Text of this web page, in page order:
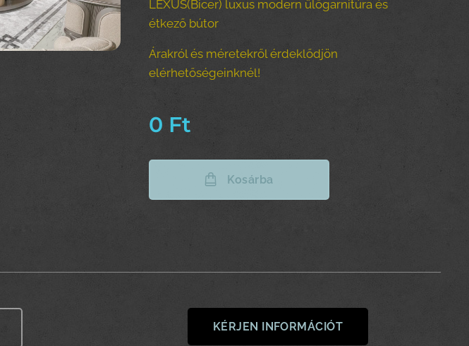
LEXUS(Bicer) luxus modern ülőgarnitúra és
étkező bútor
Árakról és méretekről érdeklődjön
elérhetőségeinknél!
0 Ft
Kosárba
KÉRJEN INFORMÁCIÓT